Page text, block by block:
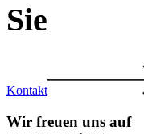
Sie
Kontakt
Wir freuen uns auf